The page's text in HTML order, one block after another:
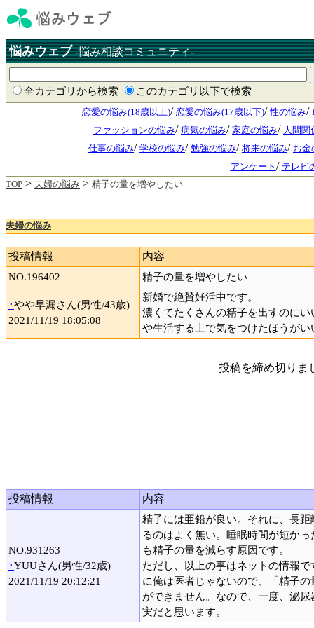
悩みウェブ -悩み相談コミュニティ-
全カテゴリから検索 このカテゴリ以下で検索
恋愛の悩み(18歳以上)/ 恋愛の悩み(17歳以下)/性の悩み/
ファッションの悩み/ 病気の悩み/ 家庭の悩み/ 人間関
仕事の悩み/ 学校の悩み/ 勉強の悩み/ 将来の悩み/ お金
アンケート / テレビ
TOP > 夫婦の悩み > 精子の量を増やしたい
夫婦の悩み
投稿情報 内容
NO.196402 精子の量を増やしたい
･やや早漏さん(男性/43歳)
2021/11/19 18:05:08
新婚で絶賛妊活中です。
濃くてたくさんの精子を出すのにい
や生活する上で気をつけたほうが
投稿を締め切りま
投稿情報 内容
NO.931263
･YUUさん(男性/32歳)
2021/11/19 20:12:21
精子には亜鉛が良い。それに、長
るのはよく無い。睡眠時間が短か
も精子の量を減らす原因です。
ただし、以上の事はネットの情報
に俺は医者じゃないので、「精子
ができません。なので、一度、泌
実だと思います。